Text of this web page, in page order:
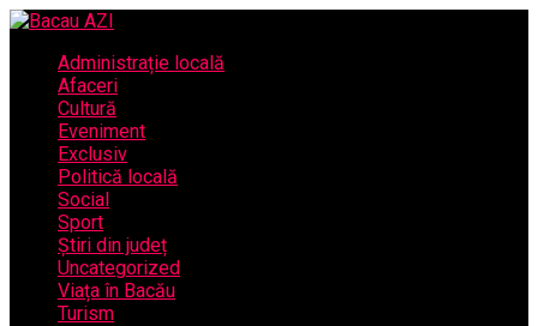
Administrație locală
Afaceri
Cultură
Eveniment
Exclusiv
Politică locală
Social
Sport
Știri din județ
Uncategorized
Viața în Bacău
Turism